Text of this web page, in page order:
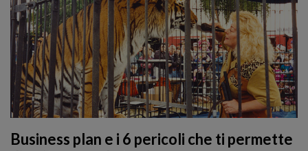
Business plan e i 6 pericoli che ti permette